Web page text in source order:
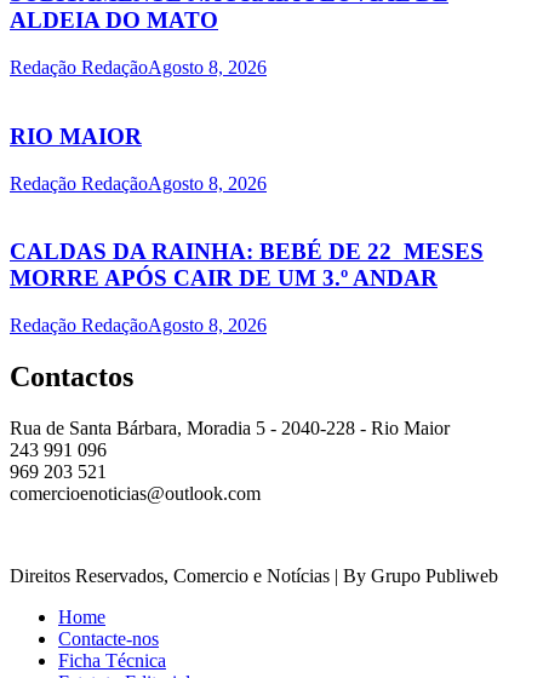
ALDEIA DO MATO
Redação RedaçãoAgosto 8, 2026
RIO MAIOR
Redação RedaçãoAgosto 8, 2026
CALDAS DA RAINHA: BEBÉ DE 22 MESES
MORRE APÓS CAIR DE UM 3.º ANDAR
Redação RedaçãoAgosto 8, 2026
Contactos
Rua de Santa Bárbara, Moradia 5 - 2040-228 - Rio Maior
243 991 096
969 203 521
comercioenoticias@outlook.com
Direitos Reservados, Comercio e Notícias | By Grupo Publiweb
Home
Contacte-nos
Ficha Técnica